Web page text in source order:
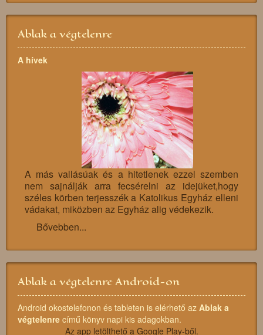
Ablak a végtelenre
A hívek
A más vallásúak és a hitetlenek ezzel szemben
nem sajnálják arra fecsérelni az idejüket,hogy
széles körben terjesszék a Katolikus Egyház elleni
vádakat, miközben az Egyház alig védekezik.
Bővebben...
Ablak a végtelenre Android-on
Android okostelefonon és tableten is elérhető az Ablak a
végtelenre című könyv napi kis adagokban.
Az app letölthető a Google Play-ből.